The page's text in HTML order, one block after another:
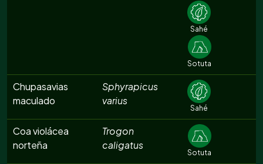
Sahé
Sotuta
Chupasavias
maculado
Sphyrapicus
varius
Sahé
Coa violácea
norteña
Trogon
caligatus
Sotuta